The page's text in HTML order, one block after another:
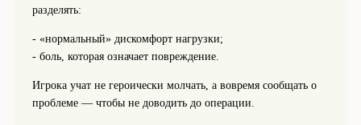
разделять:
- «нормальный» дискомфорт нагрузки;
- боль, которая означает повреждение.
Игрока учат не героически молчать, а вовремя сообщать о
проблеме — чтобы не доводить до операции.